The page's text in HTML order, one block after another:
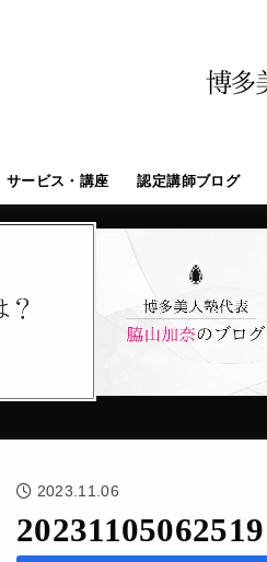
サービス・講座 認定講師ブログ
2023.11.06
20231105062519